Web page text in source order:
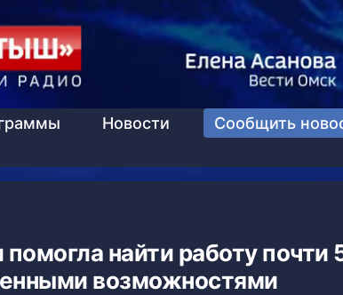
Новости Сообщить
найти работу
возможностями